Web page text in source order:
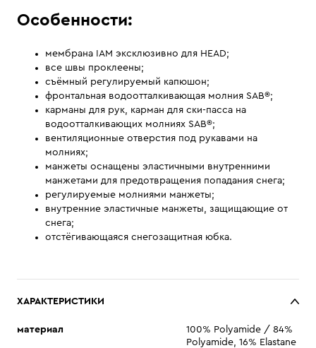
Особенности:
мембрана IAM эксклюзивно для HEAD;
все швы проклеены;
съёмный регулируемый капюшон;
фронтальная водоотталкивающая молния SAB®;
карманы для рук, карман для ски-пасса на
водоотталкивающих молниях SAB®;
вентиляционные отверстия под рукавами на
молниях;
манжеты оснащены эластичными внутренними
манжетами для предотвращения попадания снега;
регулируемые молниями манжеты;
внутренние эластичные манжеты, защищающие от
снега;
отстёгивающаяся снегозащитная юбка.
ХАРАКТЕРИСТИКИ
материал
100% Polyamide / 84%
Polyamide, 16% Elastane